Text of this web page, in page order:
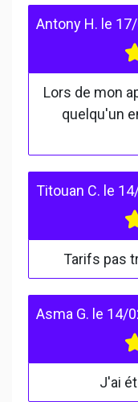
Antony H. le
Lors de mon
quelqu'un
Titouan C. le
Tarifs pas
Asma G. le 14/
J'ai